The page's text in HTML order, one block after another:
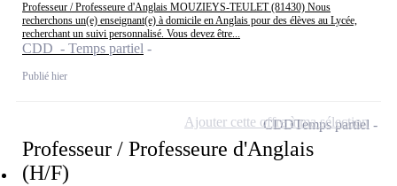
Professeur / Professeure d'Anglais MOUZIEYS-TEULET (81430) Nous
recherchons un(e) enseignant(e) à domicile en Anglais pour des élèves au Lycée,
recherchant un suivi personnalisé. Vous devez être...
CDD - Temps partiel
Publié hier
Professeur / Professeure d'Anglais
(H/F)
CDDTemps partiel
Ajouter cette offre à ma sélection